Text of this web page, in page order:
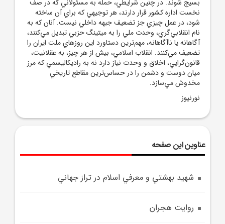
بسيج شوند. در چنين شرايطي، حمله به مسئولاني که در صف
نخست اداره کشور قرار دارند، هر توجيهي که براي آن ساخته
شود، در عمل چيزي جز تضعيف جبهه داخلي نيست. آنان که به
نام انقلابي‌گري، وحدت ملي را به ميتينگ حزبي تبديل مي‌کنند،
آگاهانه يا ناآگاهانه، مهم‌ترين دستاورد اين روزهاي ملت ايران را
تضعيف مي‌کنند. انقلاب اسلامي، بيش از هر چيز، به عقلانيت،
قانون‌گرايي، اخلاق و وحدت نياز دارد نه به راديکاليسمي که مرز
ميان دوست و دشمن را در حساس‌ترين مقاطع تاريخي
مخدوش مي‌سازد.
نورنيوز
عناوین این صفحه
شهيد بهشتي و معرفي اسلام در تراز جهاني
روايت هجران